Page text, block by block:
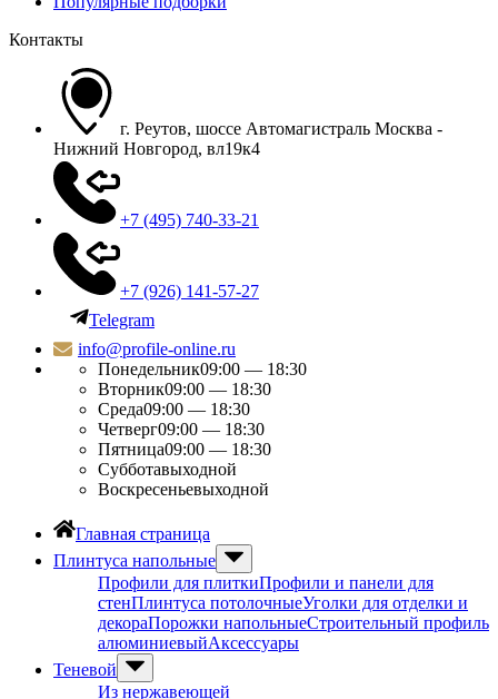
Контакты
г. Реутов, шоссе Автомагистраль Москва -
Нижний Новгород, вл19к4
+7 (495) 740-33-21
+7 (926) 141-57-27
Telegram
info@profile-online.ru
Понедельник09:00 — 18:30
Вторник09:00 — 18:30
Среда09:00 — 18:30
Четверг09:00 — 18:30
Пятница09:00 — 18:30
Субботавыходной
Воскресеньевыходной
Главная страница
Плинтуса напольные
Профили для плиткиПрофили и панели для
стенПлинтуса потолочныеУголки для отделки и
декораПорожки напольныеСтроительный профиль
алюминиевыйАксессуары
Теневой
Из нержавеющей